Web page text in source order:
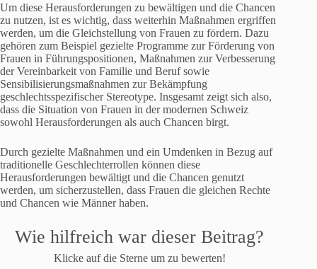
Um diese Herausforderungen zu bewältigen und die Chancen
zu nutzen, ist es wichtig, dass weiterhin Maßnahmen ergriffen
werden, um die Gleichstellung von Frauen zu fördern. Dazu
gehören zum Beispiel gezielte Programme zur Förderung von
Frauen in Führungspositionen, Maßnahmen zur Verbesserung
der Vereinbarkeit von Familie und Beruf sowie
Sensibilisierungsmaßnahmen zur Bekämpfung
geschlechtsspezifischer Stereotype. Insgesamt zeigt sich also,
dass die Situation von Frauen in der modernen Schweiz
sowohl Herausforderungen als auch Chancen birgt.
Durch gezielte Maßnahmen und ein Umdenken in Bezug auf
traditionelle Geschlechterrollen können diese
Herausforderungen bewältigt und die Chancen genutzt
werden, um sicherzustellen, dass Frauen die gleichen Rechte
und Chancen wie Männer haben.
Wie hilfreich war dieser Beitrag?
Klicke auf die Sterne um zu bewerten!